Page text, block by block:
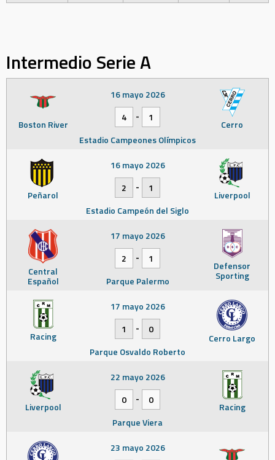
Intermedio Serie A
Boston River Cerro
16 mayo 2026
4
-
1
Estadio Campeones Olímpicos
Peñarol Liverpool
16 mayo 2026
2
-
1
Estadio Campeón del Siglo
Central
Español
Defensor
Sporting
17 mayo 2026
2
-
1
Parque Palermo
Racing Cerro Largo
17 mayo 2026
1
-
0
Parque Osvaldo Roberto
Liverpool Racing
22 mayo 2026
0
-
0
Parque Viera
23 mayo 2026